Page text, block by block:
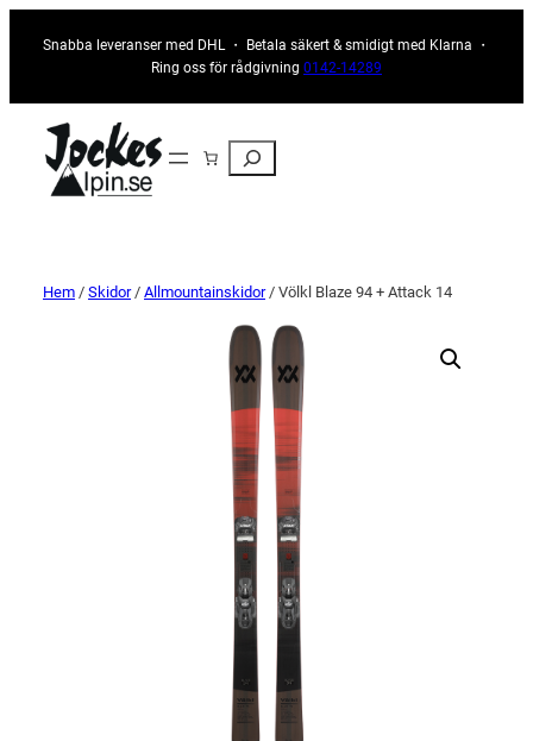
Snabba leveranser med DHL ・ Betala säkert & smidigt med Klarna ・
Ring oss för rådgivning 0142-14289
Sök
Hem / Skidor/ Allmountainskidor/ Völkl Blaze 94 + Attack 14